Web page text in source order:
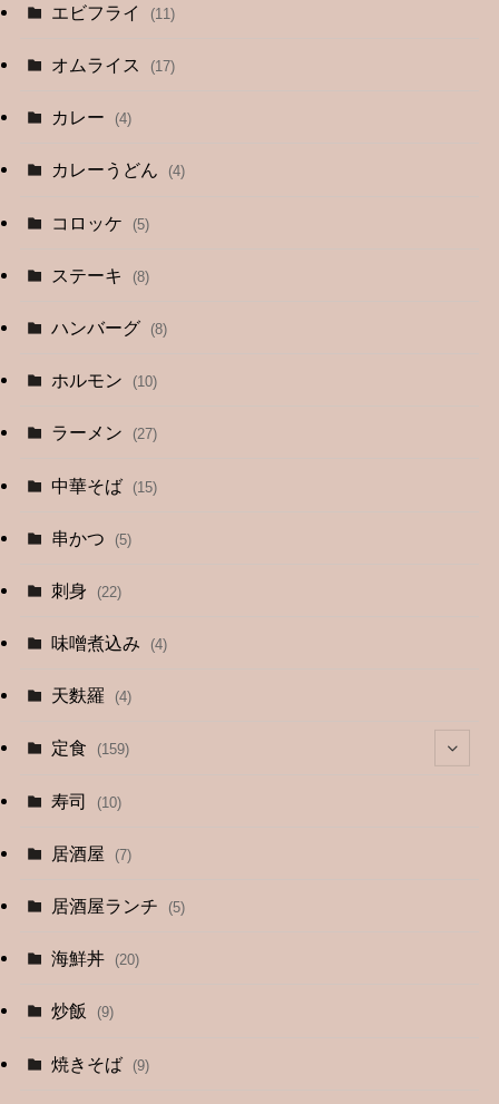
エビフライ (11)
オムライス (17)
カレー (4)
カレーうどん (4)
コロッケ (5)
ステーキ (8)
ハンバーグ (8)
ホルモン (10)
ラーメン (27)
中華そば (15)
串かつ (5)
刺身 (22)
味噌煮込み (4)
天麩羅 (4)
定食 (159)
(4)
(9)
寿司 (10)
居酒屋 (7)
居酒屋ランチ (5)
海鮮丼 (20)
炒飯 (9)
焼きそば (9)